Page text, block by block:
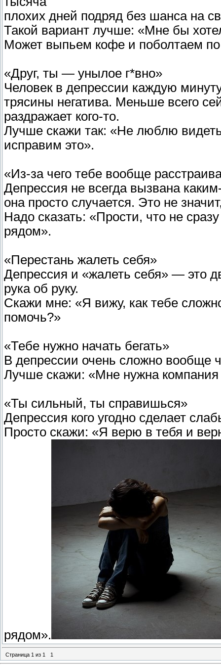
плохих дней подряд без шанса на
Такой вариант лучше: «Мне бы
Может выпьем кофе и поболтаем
«Друг, ты — унылое г*вно»
Человек в депрессии каждую
трясины негатива. Меньше всего
раздражает кого-то.
Лучше скажи так: «Не люблю
исправим это».
«Из-за чего тебе вообще
Депрессия не всегда вызвана
она просто случается. Это не
Надо сказать: «Прости, что не
рядом».
«Перестань жалеть себя»
Депрессия и «жалеть себя» — это
рука об руку.
Скажи мне: «Я вижу, как тебе
помочь?»
«Тебе нужно начать бегать»
В депрессии очень сложно вообще
Лучше скажи: «Мне нужна компания
«Ты сильный, ты справишься»
Депрессия кого угодно сделает
Просто скажи: «Я верю в тебя и
рядом».
Страница 1 из 1 1